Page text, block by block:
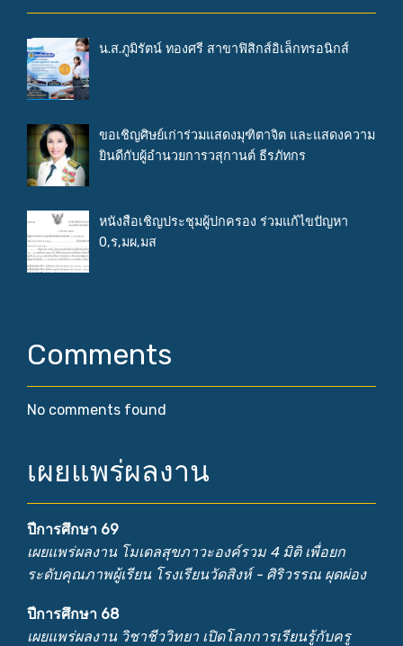
น.ส.ภูมิรัตน์ ทองศรี สาขาฟิสิกส์อิเล็กทรอนิกส์
ขอเชิญศิษย์เก่าร่วมแสดงมุฑิตาจิต และแสดงความ
ยินดีกับผู้อำนวยการวสุกานต์ ธีรภัทกร
หนังสือเชิญประชุมผู้ปกครอง ร่วมแก้ไขปัญหา
0,ร,มผ,มส
Comments
No comments found
เผยแพร่ผลงาน
ปีการศึกษา 69
เผยแพร่ผลงาน โมเดลสุขภาวะองค์รวม 4 มิติ เพื่อยก
ระดับคุณภาพผู้เรียน โรงเรียนวัดสิงห์ - ศิริวรรณ ผุดผ่อง
ปีการศึกษา 68
เผยแพร่ผลงาน วิชาชีววิทยา เปิดโลกการเรียนรู้กับครู